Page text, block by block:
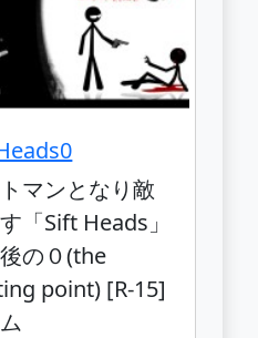
マンとなり敵
「Sift Heads」
の０(the
point) [R-15]